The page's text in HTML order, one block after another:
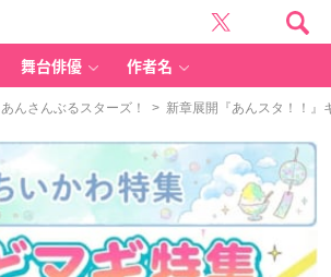
舞台俳優 作者名
あんさんぶるスターズ！ > 新章展開『あんスタ！！』